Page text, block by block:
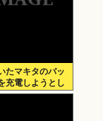
たマキタのバッ
充電しようとし
できないんだ